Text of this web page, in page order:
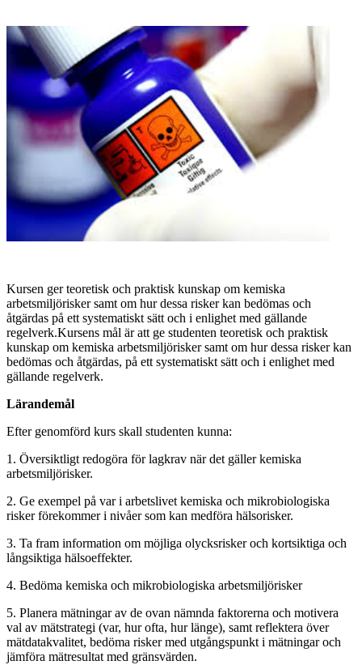
Kursen ger teoretisk och praktisk kunskap om kemiska
arbetsmiljörisker samt om hur dessa risker kan bedömas och
åtgärdas på ett systematiskt sätt och i enlighet med gällande
regelverk.Kursens mål är att ge studenten teoretisk och praktisk
kunskap om kemiska arbetsmiljörisker samt om hur dessa risker kan
bedömas och åtgärdas, på ett systematiskt sätt och i enlighet med
gällande regelverk.
Lärandemål
Efter genomförd kurs skall studenten kunna:
1. Översiktligt redogöra för lagkrav när det gäller kemiska
arbetsmiljörisker.
2. Ge exempel på var i arbetslivet kemiska och mikrobiologiska
risker förekommer i nivåer som kan medföra hälsorisker.
3. Ta fram information om möjliga olycksrisker och kortsiktiga och
långsiktiga hälsoeffekter.
4. Bedöma kemiska och mikrobiologiska arbetsmiljörisker
5. Planera mätningar av de ovan nämnda faktorerna och motivera
val av mätstrategi (var, hur ofta, hur länge), samt reflektera över
mätdatakvalitet, bedöma risker med utgångspunkt i mätningar och
jämföra mätresultat med gränsvärden.